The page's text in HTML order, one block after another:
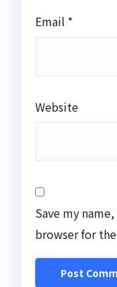
Email *
Website
Save my
browser for